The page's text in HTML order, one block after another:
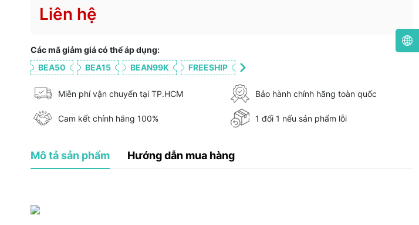
Liên hệ
Các mã giảm giá có thể áp dụng:
BEA50
BEA15 BEAN99K FREESHIP
Miễn phí vận chuyển tại TP.HCM Bảo hành chính hãng toàn quốc
Cam kết chính hãng 100% 1 đổi 1 nếu sản phẩm lỗi
Mô tả sản phẩm Hướng dẫn mua hàng